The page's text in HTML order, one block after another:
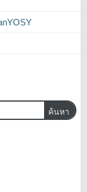
ค้นหา